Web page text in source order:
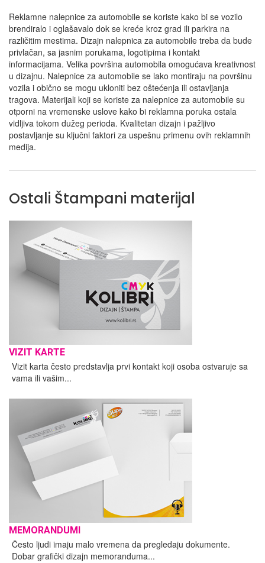
Reklamne nalepnice za automobile se koriste kako bi se vozilo
brendiralo i oglašavalo dok se kreće kroz grad ili parkira na
različitim mestima. Dizajn nalepnica za automobile treba da bude
privlačan, sa jasnim porukama, logotipima i kontakt
informacijama. Velika površina automobila omogućava kreativnost
u dizajnu. Nalepnice za automobile se lako montiraju na površinu
vozila i obično se mogu ukloniti bez oštećenja ili ostavljanja
tragova. Materijali koji se koriste za nalepnice za automobile su
otporni na vremenske uslove kako bi reklamna poruka ostala
vidljiva tokom dužeg perioda. Kvalitetan dizajn i pažljivo
postavljanje su ključni faktori za uspešnu primenu ovih reklamnih
medija.
Ostali Štampani materijal
VIZIT KARTE
Vizit karta često predstavlja prvi kontakt koji osoba ostvaruje sa
vama ili vašim...
MEMORANDUMI
Često ljudi imaju malo vremena da pregledaju dokumente.
Dobar grafički dizajn memoranduma...